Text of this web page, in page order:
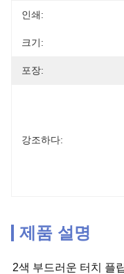
인쇄:
크기:
포장:
강조하다:
제품 설명
2색 부드러운 터치 플